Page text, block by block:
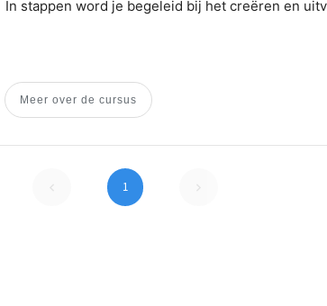
In stappen word je begeleid bij het creëren en
Leer hoe je geleidelijk dichter bij je einddoel
Bespaar tijd en leer jezelf effectief uit te drukken
zeker met je eigen materiaal, waardoor je
Meer over de cursus
1